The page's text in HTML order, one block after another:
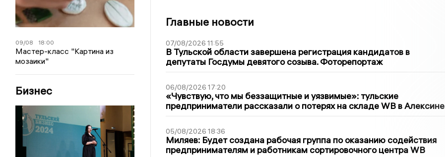
09/08 18:00
Мастер-класс "Картина из
мозаики"
Бизнес
Главные новости
07/08/2026 11:55
В Тульской области завершена регистрация кандидатов в
депутаты Госдумы девятого созыва. Фоторепортаж
06/08/2026 17:20
«Чувствую, что мы беззащитные и уязвимые»: тульские
предприниматели рассказали о потерях на складе WB в Алексине
05/08/2026 18:36
Миляев: Будет создана рабочая группа по оказанию содействия
предпринимателям и работникам сортировочного центра WB